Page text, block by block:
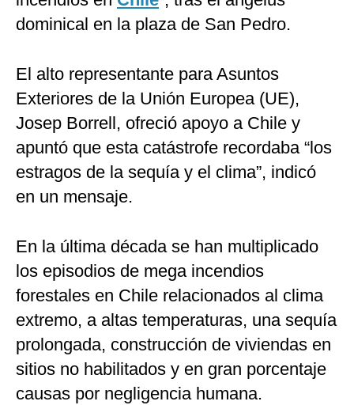
dominical en la plaza de San Pedro.
El alto representante para Asuntos
Exteriores de la Unión Europea (UE),
Josep Borrell, ofreció apoyo a Chile y
apuntó que esta catástrofe recordaba “los
estragos de la sequía y el clima”, indicó
en un mensaje.
En la última década se han multiplicado
los episodios de mega incendios
forestales en Chile relacionados al clima
extremo, a altas temperaturas, una sequía
prolongada, construcción de viviendas en
sitios no habilitados y en gran porcentaje
causas por negligencia humana.